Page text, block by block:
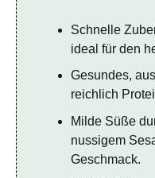
Schnelle
ideal für den
Gesundes,
reichlich
Milde Süße
nussigem
Geschmack.